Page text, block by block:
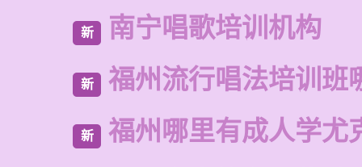
新 南宁唱歌培训机构
新 福州流行唱法培训班
新 福州哪里有成人学尤